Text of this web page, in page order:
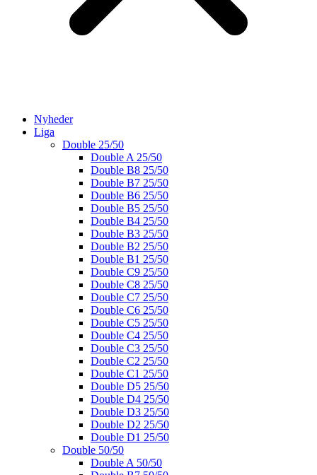
Nyheder
Liga
Double 25/50
Double A 25/50
Double B8 25/50
Double B7 25/50
Double B6 25/50
Double B5 25/50
Double B4 25/50
Double B3 25/50
Double B2 25/50
Double B1 25/50
Double C9 25/50
Double C8 25/50
Double C7 25/50
Double C6 25/50
Double C5 25/50
Double C4 25/50
Double C3 25/50
Double C2 25/50
Double C1 25/50
Double D5 25/50
Double D4 25/50
Double D3 25/50
Double D2 25/50
Double D1 25/50
Double 50/50
Double A 50/50